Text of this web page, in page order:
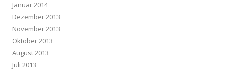
Januar 2014
Dezember 2013
November 2013
Oktober 2013
August 2013
Juli 2013